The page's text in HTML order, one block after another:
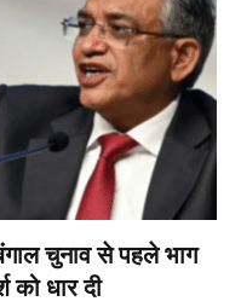
चुनाव से पहले भाग
को धार दी